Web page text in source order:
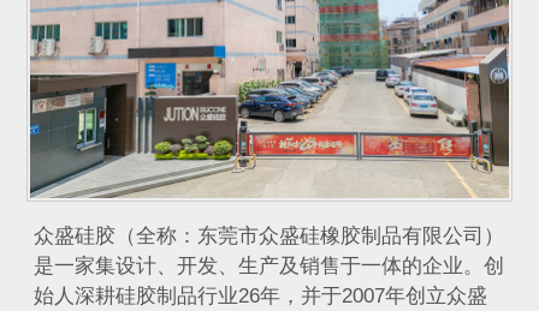
众盛硅胶（全称：东莞市众盛硅橡胶制品有限公司）
是一家集设计、开发、生产及销售于一体的企业。创
始人深耕硅胶制品行业26年，并于2007年创立众盛